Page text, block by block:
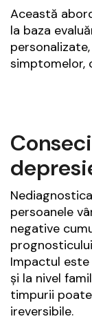
Această
la baza
simptomelor,
persoanele
negative
Impactul
și la nivel
timpurii
ireversibile.